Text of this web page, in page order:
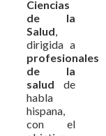
Ciencias
de la
Salud
dirigida a
profesionales
de la
salud de
habla
hispana,
con el